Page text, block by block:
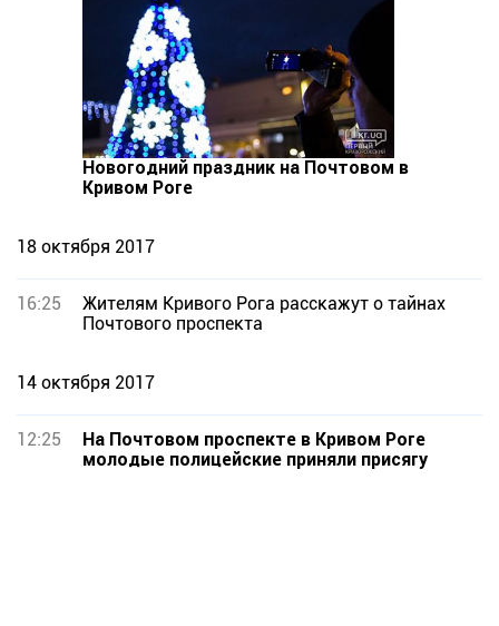
Новогодний праздник на Почтовом в
Кривом Роге
18 октября 2017
16:25
Жителям Кривого Рога расскажут о тайнах
Почтового проспекта
14 октября 2017
12:25
На Почтовом проспекте в Кривом Роге
молодые полицейские приняли присягу